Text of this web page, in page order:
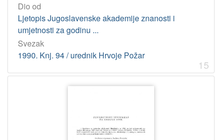
Dio od
Ljetopis Jugoslavenske akademije znanosti i
umjetnosti za godinu ...
Svezak
1990. Knj. 94 / urednik Hrvoje Požar
15